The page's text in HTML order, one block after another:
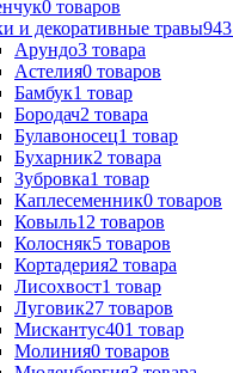
0 товаров
и декоративные травы943
Арундо3 товара
Астелия0 товаров
Бамбук1 товар
Бородач2 товара
Булавоносец1 товар
Бухарник2 товара
Зубровка1 товар
Каплесеменник0 товаров
Ковыль12 товаров
Колосняк5 товаров
Кортадерия2 товара
Лисохвост1 товар
Луговик27 товаров
Мискантус401 товар
Молиния0 товаров